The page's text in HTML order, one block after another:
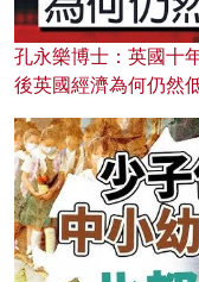
孔永樂博士：英國十
後英國經濟為何仍然